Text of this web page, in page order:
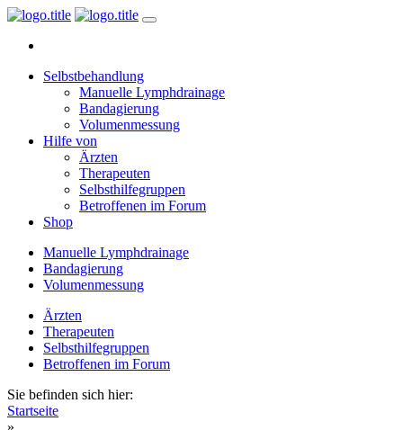
Selbstbehandlung
Manuelle Lymphdrainage
Bandagierung
Volumenmessung
Hilfe von
Ärzten
Therapeuten
Selbsthilfegruppen
Betroffenen im Forum
Shop
Manuelle Lymphdrainage
Bandagierung
Volumenmessung
Ärzten
Therapeuten
Selbsthilfegruppen
Betroffenen im Forum
Sie befinden sich hier:
Startseite
»